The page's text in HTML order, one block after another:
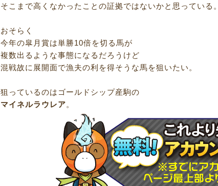
そこまで高くなかったことの証拠ではないかと思っている。
おそらく
今年の皐月賞は単勝10倍を切る馬が
複数出るような事態になるだろうけど
混戦故に展開面で漁夫の利を得そうな馬を狙いたい。
狙っているのはゴールドシップ産駒の
マイネルラウレア。